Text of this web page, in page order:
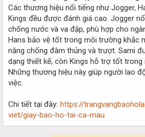
Các thương hiệu nổi tiếng như Jogger,
Kings đều được đánh giá cao. Jogger
chống nước và va đập, phù hợp cho
Hans bảo vệ tốt trong môi trường khắc
năng chống đâm thủng và trượt. Sami
dạng thiết kế, còn Kings hỗ trợ tốt trong
Những thương hiệu này giúp người lao
việc.
Chi tiết tại đây: https://
viet/giay-bao-ho-tai-ca-mau